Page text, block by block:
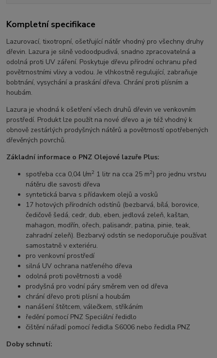
Kompletní specifikace
Lazurovací, tixotropní, ošetřující nátěr vhodný pro všechny druhy
dřevin. Lazura je silně vodoodpudivá, snadno zpracovatelná a
odolná proti UV záření. Poskytuje dřevu přírodní ochranu před
povětrnostními vlivy a vodou. Je vlhkostně regulující, zabraňuje
bobtnání, vysychání a praskání dřeva. Chrání proti plísním a
houbám.
Lazura je vhodná k ošetření všech druhů dřevin ve venkovním
prostředí. Produkt lze použít na nové dřevo a je též vhodný k
obnově zestárlých prodyšných nátěrů a povětrností opotřebených
dřevěných povrchů.
Základní informace o PNZ Olejové lazuře Plus:
spotřeba cca 0,04 l/m2 1 litr na cca 25 m2) pro jednu vrstvu
nátěru dle savosti dřeva
syntetická barva s přídavkem olejů a vosků
17 hotových přírodních odstínů (bezbarvá, bílá, borovice,
čedičově šedá, cedr, dub, eben, jedlová zeleň, kaštan,
mahagon, modřín, ořech, palisandr, patina, pinie, teak,
zahradní zeleň). Bezbarvý odstín se nedoporučuje používat
samostatně v exteriéru.
pro venkovní prostředí
silná UV ochrana natřeného dřeva
odolná proti povětrnosti a vodě
prodyšná pro vodní páry směrem ven od dřeva
chrání dřevo proti plísní a houbám
nanášení štětcem, válečkem, stříkáním
ředění pomocí PNZ Speciální ředidlo
čištění nářadí pomocí ředidla S6006 nebo ředidla PNZ
Doby schnutí: